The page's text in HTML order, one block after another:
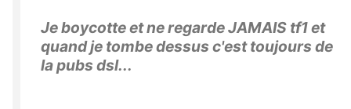
Je boycotte et ne regarde JAMAIS tf1 et
quand je tombe dessus c'est toujours de
la pubs dsl...